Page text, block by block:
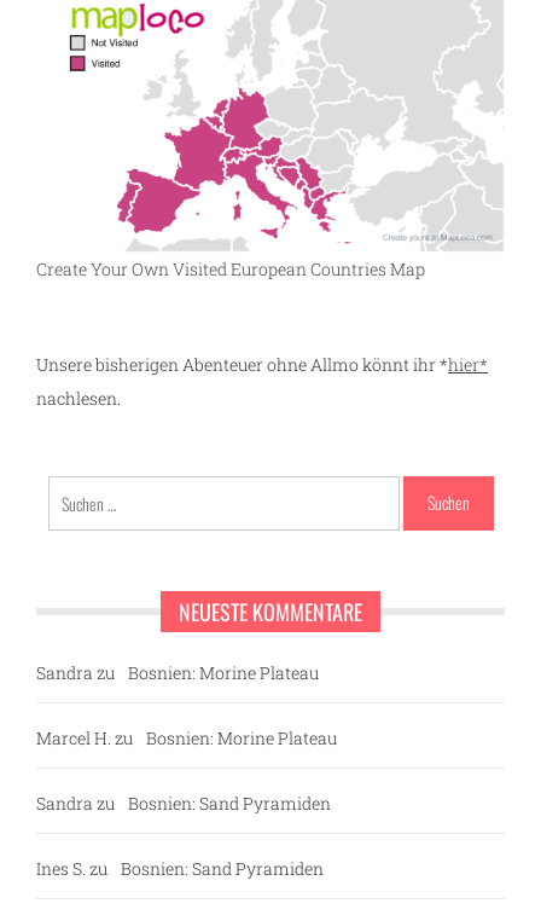
Create Your Own Visited European Countries Map
Unsere bisherigen Abenteuer ohne Allmo könnt ihr *hier*
nachlesen.
nach:
NEUESTE KOMMENTARE
Sandra zu Bosnien: Morine Plateau
Marcel H. zu Bosnien: Morine Plateau
Sandra zu Bosnien: Sand Pyramiden
Ines S. zu Bosnien: Sand Pyramiden